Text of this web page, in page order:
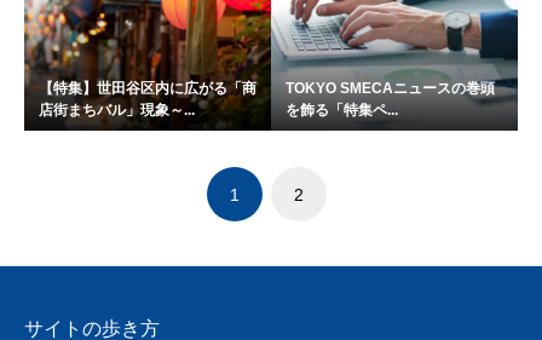
【特集】世田谷区内に広がる「商
店街まちバル」現象～...
TOKYO SMECAニュースの巻頭
を飾る「特集ペ...
1 2
サイトの歩き方